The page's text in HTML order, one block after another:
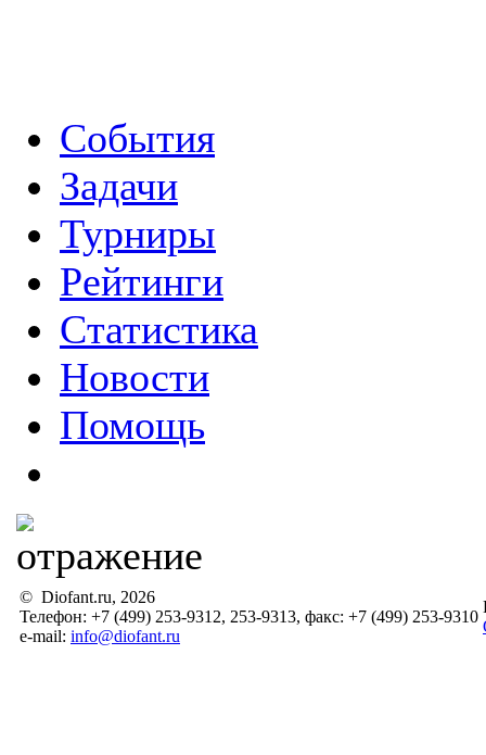
События
Задачи
Турниры
Рейтинги
Статистика
Новости
Помощь
© Diofant.ru, 2026
Телефон: +7 (499) 253-9312, 253-9313, факс: +7 (499) 253-9310
e-mail: info@diofant.ru